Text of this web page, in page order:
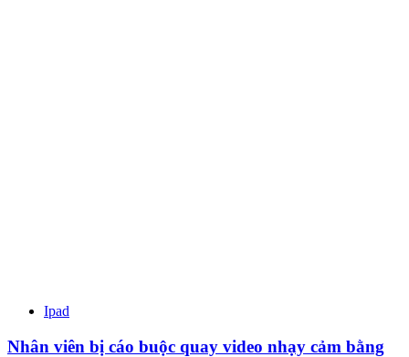
Ipad
Nhân viên bị cáo buộc quay video nhạy cảm bằng